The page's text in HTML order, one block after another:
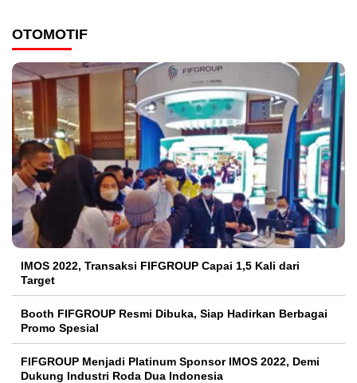
OTOMOTIF
IMOS 2022, Transaksi FIFGROUP Capai 1,5 Kali dari
Target
Booth FIFGROUP Resmi Dibuka, Siap Hadirkan Berbagai
Promo Spesial
FIFGROUP Menjadi Platinum Sponsor IMOS 2022, Demi
Dukung Industri Roda Dua Indonesia